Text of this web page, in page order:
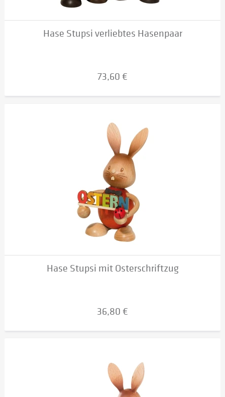
Hase Stupsi verliebtes Hasenpaar
73,60 €
Hase Stupsi mit Osterschriftzug
36,80 €